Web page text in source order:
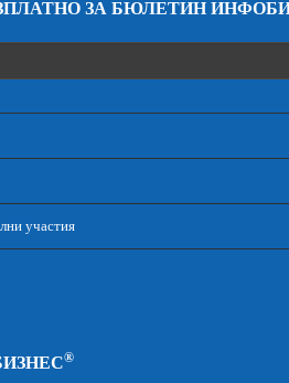
ЗА БЮЛЕТИН
участия
®